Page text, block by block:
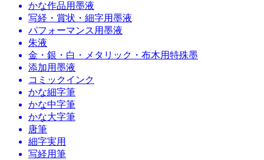
かな作品用墨液
写経・賞状・細字用墨液
パフォーマンス用墨液
朱液
金・銀・白・メタリック・布木用特殊墨
添加用墨液
コミックインク
かな細字筆
かな中字筆
かな大字筆
唐筆
細字実用
写経用筆